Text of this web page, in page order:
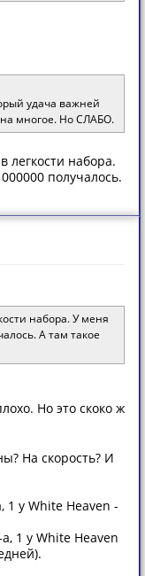
удача важней
на многое. Но СЛАБО.
легкости набора.
получалось.
набора. У меня
А там такое
Но это скоко ж
На скорость? И
1 у White Heaven -
1 у White Heaven